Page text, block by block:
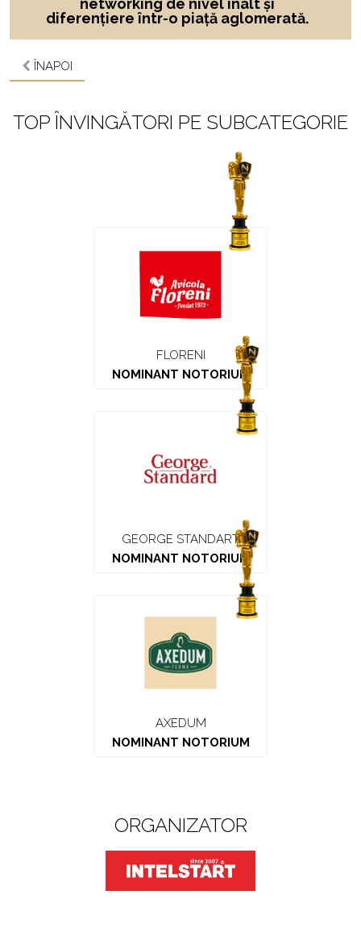
networking de nivel înalt și
diferențiere într-o piață aglomerată.
ÎNAPOI
TOP ÎNVINGĂTORI PE SUBCATEGORIE
FLORENI
NOMINANT NOTORIUM
GEORGE STANDART
NOMINANT NOTORIUM
AXEDUM
NOMINANT NOTORIUM
ORGANIZATOR